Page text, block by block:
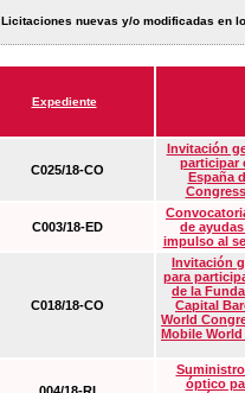
Licitaciones nuevas y/o modificadas en
Expediente
C025/18-CO
Invitación
participar
España
C003/18-ED
de
impulso al
C018/18-CO
Invitación
para
de la
Capital
World
Mobile
óptico